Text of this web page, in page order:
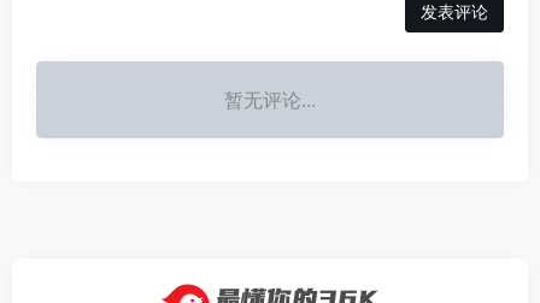
发表评论
暂无评论...